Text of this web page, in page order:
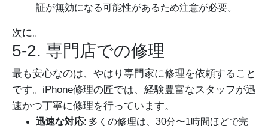
証が無効になる可能性があるため注意が必要。
次に。
5-2. 専門店での修理
最も安心なのは、やはり専門家に修理を依頼すること
です。iPhone修理の匠では、経験豊富なスタッフが迅
速かつ丁寧に修理を行っています。
迅速な対応: 多くの修理は、30分〜1時間ほどで完